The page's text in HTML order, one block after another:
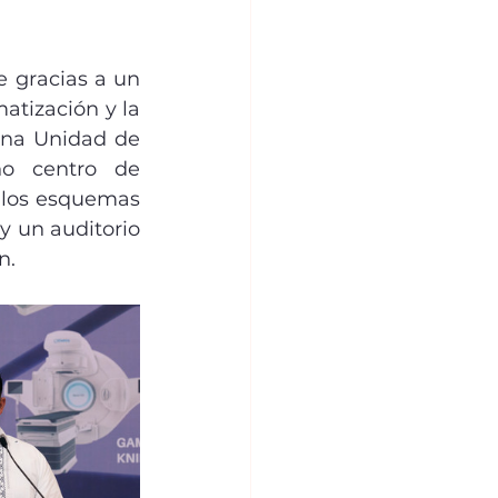
gracias a un
y la
Unidad de
centro de
esquemas
un auditorio